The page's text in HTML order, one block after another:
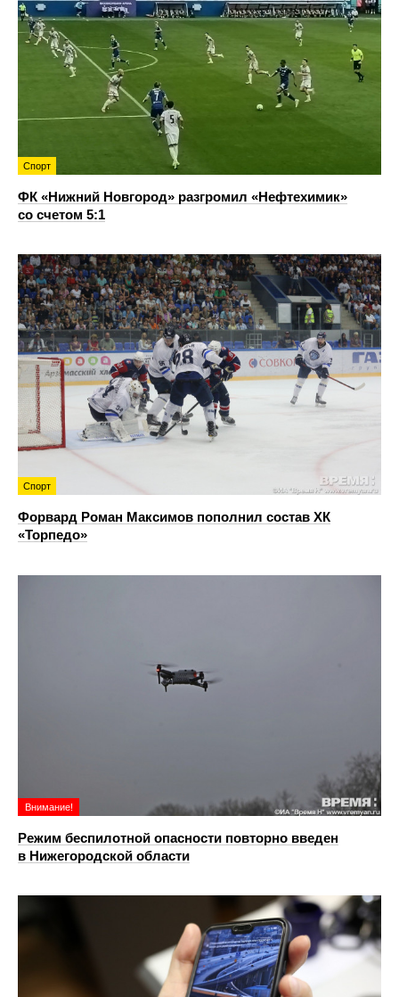
Спорт
ФК «Нижний Новгород» разгромил «Нефтехимик»
со счетом 5:1
Спорт
Форвард Роман Максимов пополнил состав ХК
«Торпедо»
Внимание!
Режим беспилотной опасности повторно введен
в Нижегородской области